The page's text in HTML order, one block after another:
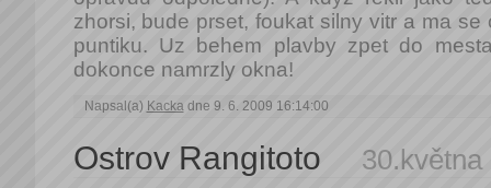
zhorsi, bude prset, foukat silny vitr a ma
puntiku. Uz behem plavby zpet do
dokonce namrzly okna!
Napsal(a) Kackadne 9. 6. 2009 16:14:00
Ostrov Rangitoto 30.května